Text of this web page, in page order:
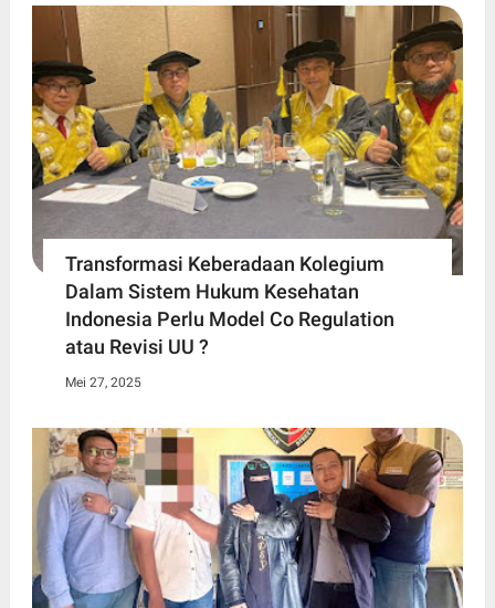
Transformasi Keberadaan Kolegium
Dalam Sistem Hukum Kesehatan
Indonesia Perlu Model Co Regulation
atau Revisi UU ?
Mei 27, 2025